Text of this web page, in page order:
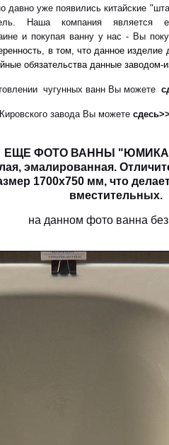
давно уже появились китайские
Наша компания является
и покупая ванну у нас - Вы
в том, что данное изделие
обязательства данные заводом-
чугунных ванн Вы можете
завода Вы можете
ЕЩЕ ФОТО ВАННЫ "ЮМИКА"
эмалированная.
1700х750 мм, что
вместительных.
на данном фото ванна без